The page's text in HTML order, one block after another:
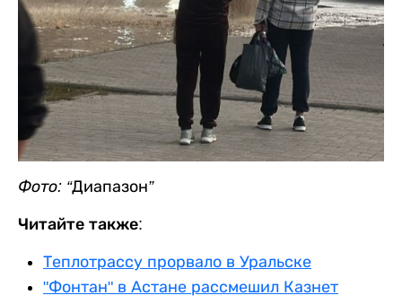
Фото: “Диапазон”
Читайте также:
Теплотрассу прорвало в Уральске
"Фонтан" в Астане рассмешил Казнет